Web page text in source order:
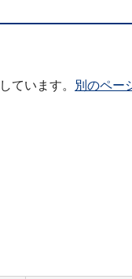
ています。
別のペー